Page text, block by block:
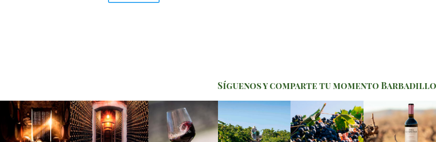
Síguenos y comparte tu momento Barbadillo